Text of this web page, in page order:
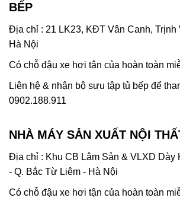
BẾP
Địa chỉ : 21 LK23, KĐT Vân Canh, Trịnh
Hà Nội
Có chỗ đậu xe hơi tận của hoàn toàn
Liên hệ & nhận bộ sưu tập tủ bếp để
0902.188.911
NHÀ MÁY SẢN XUẤT NỘI
Địa chỉ : Khu CB Lâm Sản & VLXD Dày
- Q. Bắc Từ Liêm - Hà Nội
Có chỗ đậu xe hơi tận của hoàn toàn